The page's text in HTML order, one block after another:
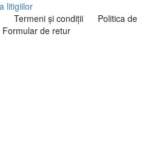
Termeni şi condiţii
Politica de
Formular de retur